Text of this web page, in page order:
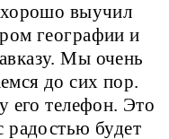
хорошо выучил
географии и
Мы очень
до сих пор.
его телефон. Это
радостью будет